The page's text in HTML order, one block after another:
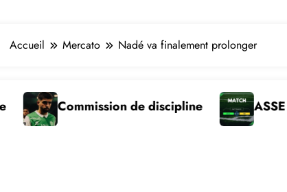
Accueil Mercato Nadé va finalement prolonger
Commission de discipline ASSE – Pau